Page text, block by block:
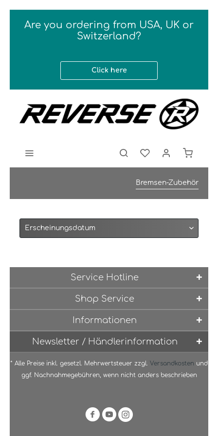
Are you ordering from USA, UK or
Switzerland?
Click here
Bremsen-Zubehör
Service Hotline
Shop Service
Informationen
Newsletter / Händlerinformation
* Alle Preise inkl. gesetzl. Mehrwertsteuer zzgl. Versandkosten und
ggf. Nachnahmegebühren, wenn nicht anders beschrieben